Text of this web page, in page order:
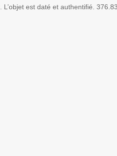
. L’objet est daté et authentifié.